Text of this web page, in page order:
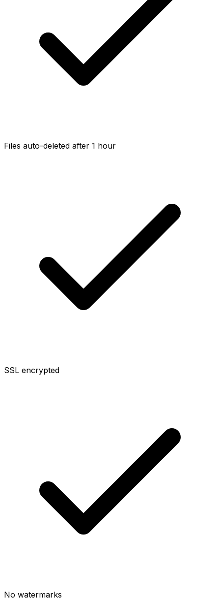
Files auto-deleted after 1 hour
SSL encrypted
No watermarks